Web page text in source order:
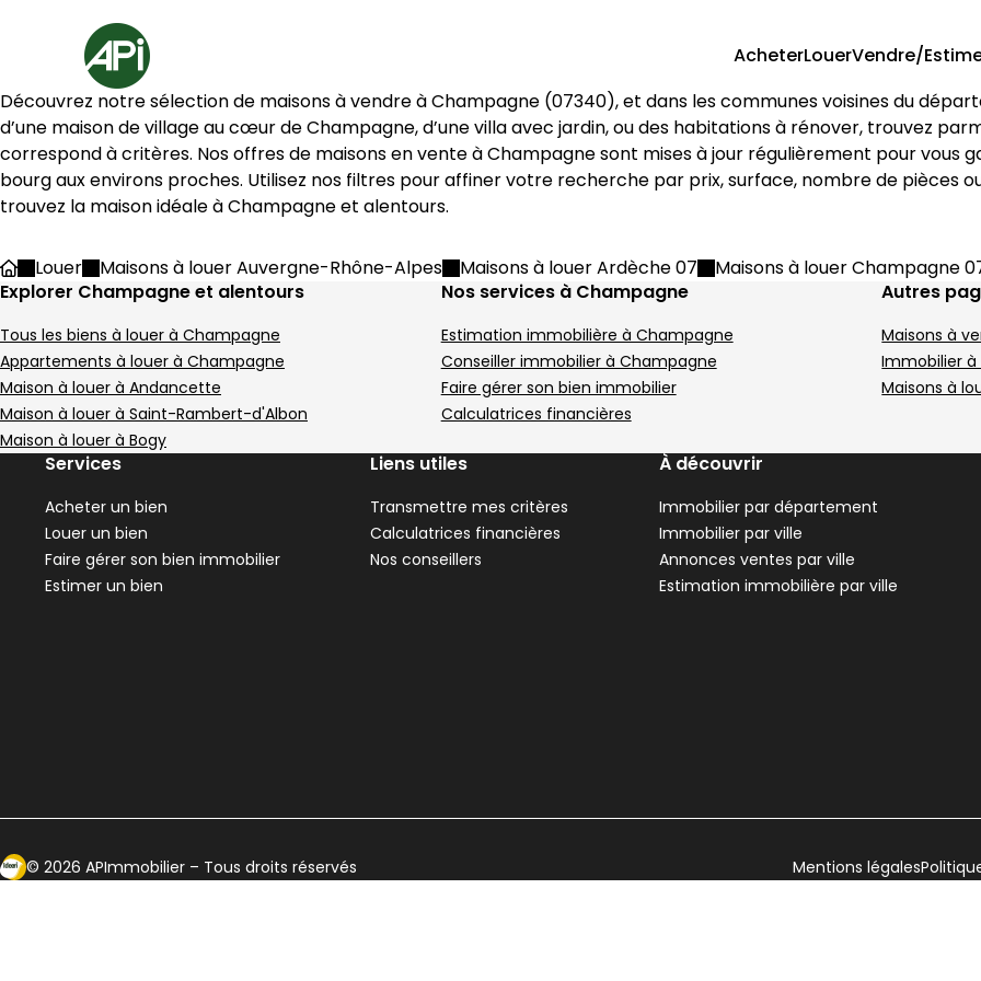
Accueil
AcheterLouerVendre/
4 Maison à louer Champagne (07340)
96 m² 5 pièces Saint-Désirat
Aller à l'image1
Aller à l'image2
Aller à l'image3
Aller à l'image4
Aller à l'image5
160 000 €
Saint-Désirat - 07340
Maison • 5 pièces • 96 m²
DPE :
D 4 chambres
,
Terrain 170 m²
,
1 Terrasse
Maison 95 m² 4 pièces Andancette
Aller à l'image1
Aller à l'image2
Aller à l'image3
Aller à l'image4
Aller à l'image5
Andancette - 26140
Maison • 4 pièces • 95 m²
3 chambres Terrain 417 m²
Maison 78 m² 4
Aller à l'image1
Aller à l'image2
Aller à l'image3
Aller à l'image4
Aller à l'image5
199 000 €
Peyraud - 07340
Maison • 4 pièces • 78 m²
, ,
Découvrez notre sélection de maisons à vendre à Champagne (07340), et dans les communes voisines du
d’une maison de village au cœur de Champagne, d’une villa avec jardin, ou des habitations à rénover, trouvez
correspond à critères. Nos offres de maisons en vente à Champagne sont mises à jour régulièrement pour vous
bourg aux environs proches. Utilisez nos filtres pour affiner votre recherche par prix, surface, nombre de pièces
trouvez la maison idéale à Champagne et alentours.
AccueilLouer Maisons à louer Auvergne-Rhône-Alpes Maisons à louer Ardèche 07
Maisons à louer Champagne
Explorer Champagne et alentours
Tous les biens à louer à Champagne
Appartements à louer à Champagne
Maison à louer à Andancette
Maison à louer à Saint-Rambert-d'Albon
Maison à louer à Bogy
Nos services à Champagne
Estimation immobilière à Champagne
Conseiller immobilier à Champagne
Faire gérer son bien immobilier
Calculatrices financières
Autres
Maisons à
Immobilier
Maisons à
Services
Acheter un bien
Louer un bien
Faire gérer son bien immobilier
Estimer un bien
Liens utiles
Transmettre mes critères
Calculatrices financières
Nos conseillers
À découvrir
Immobilier par département
Immobilier par ville
Annonces ventes par ville
Estimation immobilière par ville
Ecosytème Ideeri
© 2026 APImmobilier – Tous droits réservés Mentions légales